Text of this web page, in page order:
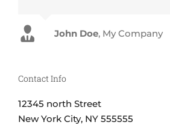
John Doe, My Company
Luke Beck Theme Fusion
Contact Info
12345 north Street
New York City, NY 555555